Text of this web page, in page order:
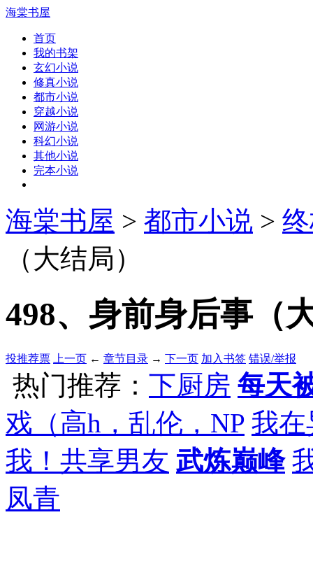
海棠书屋
首页
我的书架
玄幻小说
修真小说
都市小说
穿越小说
网游小说
科幻小说
其他小说
完本小说
海棠书屋 > 都市小说 >
（大结局）
498、身前身后事（
投推荐票 上一页 ← 章节目录 → 下一页 加入书签 错误/举报
热门推荐： 下厨房 每天
戏（高h，乱伦，NP 我在
我！共享男友 武炼巅峰
凤青